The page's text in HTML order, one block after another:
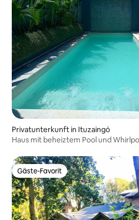
Privatunterkunft in Ituzaingó
Haus mit beheiztem Pool und
Gäste-Favorit
Gäste-Favorit